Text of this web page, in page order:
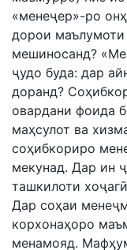
«менеҷер»-ро
дорои
мешиносанд?
ҷудо буда: дар
доранд?
овардани фоида
маҳсулот ва
соҳибкориро
мекунад. Дар ин
ташкилоти
Дар соҳаи
корхонаҳоро
менамояд.